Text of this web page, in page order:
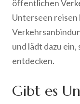
öffentlichen
Unterseen reisen
und lädt dazu
entdecken.
Gibt es